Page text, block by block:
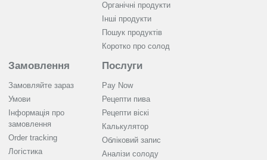
Органічні продукти
Інші продукти
Пошук продуктів
Коротко про солод
Замовлення
Замовляйте зараз
Умови
Інформація про
замовлення
Order tracking
Логістика
Послуги
Pay Now
Рецепти пива
Рецепти віскі
Калькулятор
Обліковий запис
Аналізи солоду